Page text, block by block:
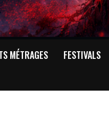
MÉTRAGES FESTIVALS